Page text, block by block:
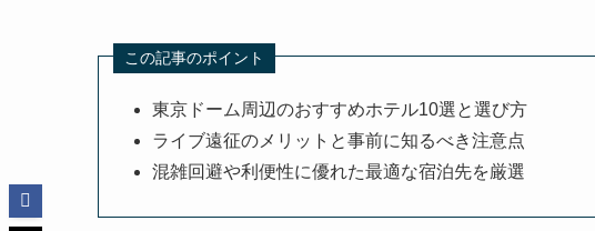
この記事のポイント
東京ドーム周辺のおすすめホテル10選と選び方
ライブ遠征のメリットと事前に知るべき注意点
混雑回避や利便性に優れた最適な宿泊先を厳選